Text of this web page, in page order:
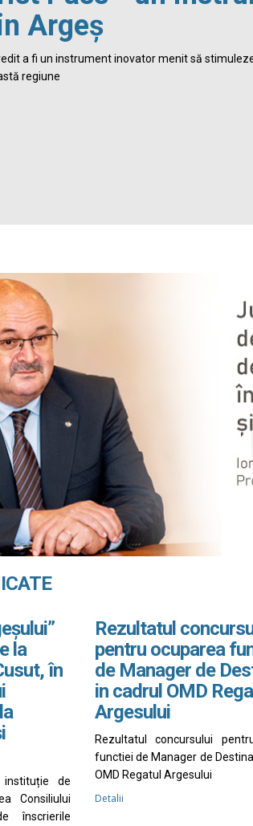
Argeș
a fi un instrument inovator menit să
regiune
la
în
instituție de
Consiliului
înscrierile
Rezultatul
pentru ocuparea
de Manager de
in cadrul OMD
Argesului
Rezultatul concursului
functiei de Manager de
OMD Regatul Argesului
Detalii